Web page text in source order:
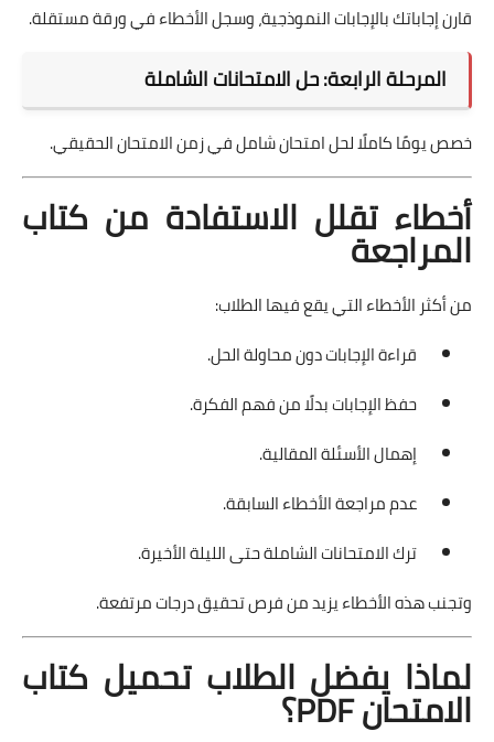
قارن إجاباتك بالإجابات النموذجية، وسجل الأخطاء في ورقة مستقلة.
المرحلة الرابعة: حل الامتحانات الشاملة
خصص يومًا كاملًا لحل امتحان شامل في زمن الامتحان الحقيقي.
أخطاء تقلل الاستفادة من كتاب
المراجعة
من أكثر الأخطاء التي يقع فيها الطلاب:
قراءة الإجابات دون محاولة الحل.
حفظ الإجابات بدلًا من فهم الفكرة.
إهمال الأسئلة المقالية.
عدم مراجعة الأخطاء السابقة.
ترك الامتحانات الشاملة حتى الليلة الأخيرة.
وتجنب هذه الأخطاء يزيد من فرص تحقيق درجات مرتفعة.
لماذا يفضل الطلاب تحميل كتاب
الامتحان PDF؟